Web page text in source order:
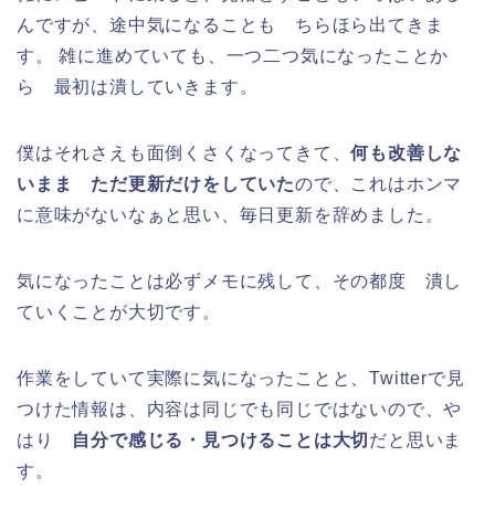
んですが、途中気になることも ちらほら出てきま
す。
雑に進めていても、一つ二つ気になったことか
ら 最初は潰していきます。
僕はそれさえも面倒くさくなってきて、何も改善しな
いまま ただ更新だけをしていたので、これはホンマ
に意味がないなぁと思い、毎日更新を辞めました。
気になったことは必ずメモに残して、その都度 潰し
ていくことが大切です。
作業をしていて実際に気になったことと、Twitterで見
つけた情報は、内容は同じでも同じではないので、や
はり 自分で感じる・見つけることは大切 だと思いま
す。